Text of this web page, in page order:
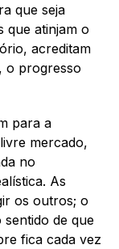
que seja
que atinjam o
acreditam
o progresso
para a
mercado,
no
As
os outros; o
sentido de que
fica cada vez